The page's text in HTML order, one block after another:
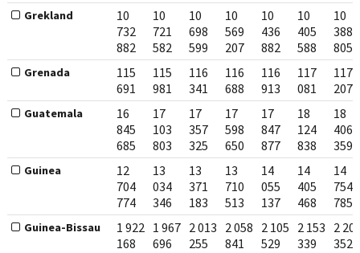
Grekland
10
732
882
10
721
582
10
698
599
10
569
207
10
436
882
10
405
588
10
388
805
Grenada
115
691
115
981
116
341
116
688
116
913
117
081
117
207
Guatemala
16
845
685
17
103
803
17
357
325
17
598
650
17
847
877
18
124
838
18
406
359
Guinea
12
704
774
13
034
346
13
371
183
13
710
513
14
055
137
14
405
468
14
754
785
Guinea-Bissau
1 922
168
1 967
696
2 013
255
2 058
841
2 105
529
2 153
339
2
352